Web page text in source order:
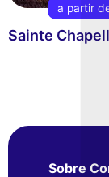
a partir
Sainte
Sobre